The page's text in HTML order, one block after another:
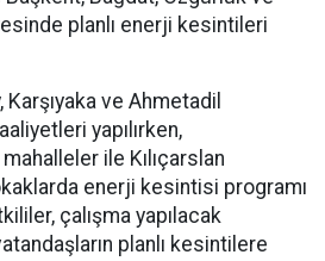
planlı enerji kesintileri
Karşıyaka ve Ahmetadil
yapılırken,
ile Kılıçarslan
enerji kesintisi programı
çalışma yapılacak
planlı kesintilere